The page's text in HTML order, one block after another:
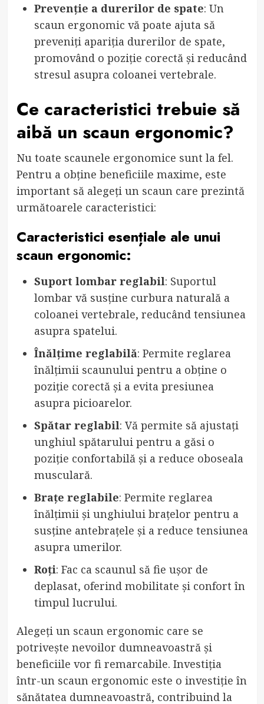
Prevenție a durerilor de spate: Un
scaun ergonomic vă poate ajuta să
preveniți apariția durerilor de spate,
promovând o poziție corectă și reducând
stresul asupra coloanei vertebrale.
Ce caracteristici trebuie să
aibă un scaun ergonomic?
Nu toate scaunele ergonomice sunt la fel.
Pentru a obține beneficiile maxime, este
important să alegeți un scaun care prezintă
următoarele caracteristici:
Caracteristici esențiale ale unui
scaun ergonomic:
Suport lombar reglabil: Suportul
lombar vă susține curbura naturală a
coloanei vertebrale, reducând tensiunea
asupra spatelui.
Înălțime reglabilă: Permite reglarea
înălțimii scaunului pentru a obține o
poziție corectă și a evita presiunea
asupra picioarelor.
Spătar reglabil: Vă permite să ajustați
unghiul spătarului pentru a găsi o
poziție confortabilă și a reduce oboseala
musculară.
Brațe reglabile: Permite reglarea
înălțimii și unghiului brațelor pentru a
susține antebrațele și a reduce tensiunea
asupra umerilor.
Roți: Fac ca scaunul să fie ușor de
deplasat, oferind mobilitate și confort în
timpul lucrului.
Alegeți un scaun ergonomic care se
potrivește nevoilor dumneavoastră și
beneficiile vor fi remarcabile. Investiția
într-un scaun ergonomic este o investiție în
sănătatea dumneavoastră, contribuind la